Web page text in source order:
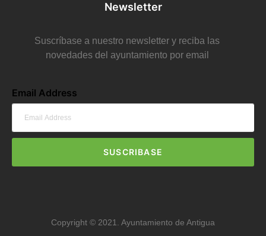
Newsletter
Suscríbase a nuestro newsletter y reciba las
novedades del ayuntamiento por email
Email Address
SUSCRIBASE
Copyright © 2021. Ayuntamiento de Antigua